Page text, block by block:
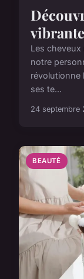
Les
notre
révolutionne
ses te...
24 septembre
BEAUTÉ